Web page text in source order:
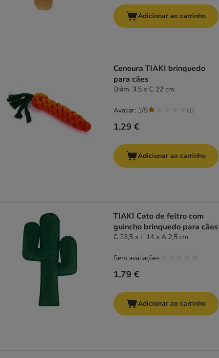
Adicionar ao carrinho
Cenoura TIAKI brinquedo
para cães
Diâm. 3,5 x C 22 cm
1,29 €
Avaliar: 1/5 (1)
Adicionar ao carrinho
TIAKI Cato de feltro com
guincho brinquedo para cães
C 23,5 x L 14 x A 2,5 cm
1,79 €
Sem avaliações
Adicionar ao carrinho